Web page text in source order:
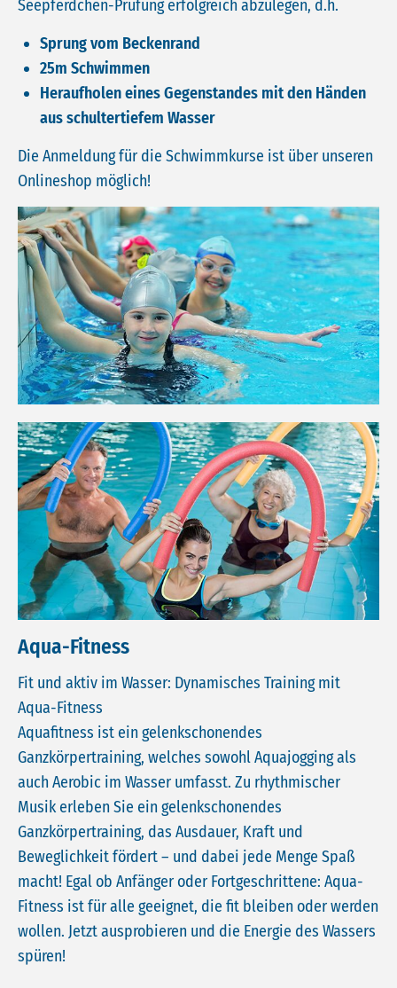
Seepferdchen-Prüfung erfolgreich abzulegen, d.h.
Sprung vom Beckenrand
25m Schwimmen
Heraufholen eines Gegenstandes mit den Händen
aus schultertiefem Wasser
Die Anmeldung für die Schwimmkurse ist über unseren
Onlineshop möglich!
Aqua-Fitness
Fit und aktiv im Wasser: Dynamisches Training mit
Aqua-Fitness
Aquafitness ist ein gelenkschonendes
Ganzkörpertraining, welches sowohl Aquajogging als
auch Aerobic im Wasser umfasst. Zu rhythmischer
Musik erleben Sie ein gelenkschonendes
Ganzkörpertraining, das Ausdauer, Kraft und
Beweglichkeit fördert – und dabei jede Menge Spaß
macht! Egal ob Anfänger oder Fortgeschrittene: Aqua-
Fitness ist für alle geeignet, die fit bleiben oder werden
wollen. Jetzt ausprobieren und die Energie des Wassers
spüren!